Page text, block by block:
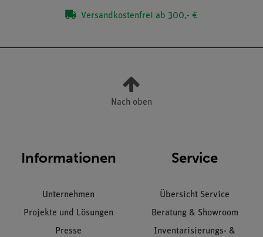
Versandkostenfrei ab 300,- €
Nach oben
Informationen
Unternehmen
Projekte und Lösungen
Presse
Service
Übersicht Service
Beratung & Showroom
Inventarisierungs- &